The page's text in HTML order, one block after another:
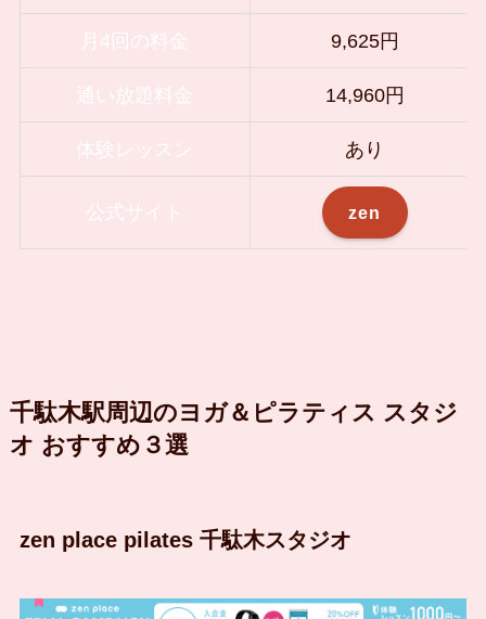
9,625円
14,960円
あり
zen
千駄木駅周辺のヨガ＆ピラティス スタジ
オ おすすめ３選
zen place pilates 千駄木スタジオ